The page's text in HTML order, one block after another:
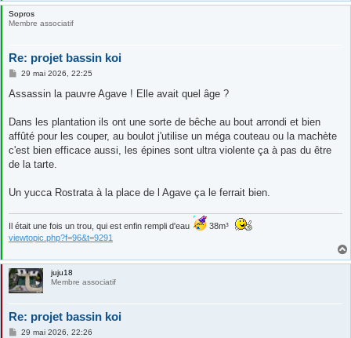
Sopros
Membre associatif
Re: projet bassin koi
M
s
g
29 mai 2026, 22:25
Assassin la pauvre Agave ! Elle avait quel âge ?
Dans les plantation ils ont une sorte de bêche au bout arrondi et bien
affûté pour les couper, au boulot j'utilise un méga couteau ou la machète
c'est bien efficace aussi, les épines sont ultra violente ça à pas du être
de la tarte.
Un yucca Rostrata à la place de l Agave ça le ferrait bien.
Il était une fois un trou, qui est enfin rempli d'eau
38m³
viewtopic.php?f=96&t=9291
juju18
Membre associatif
Re: projet bassin koi
M29 mai 2026, 22:26